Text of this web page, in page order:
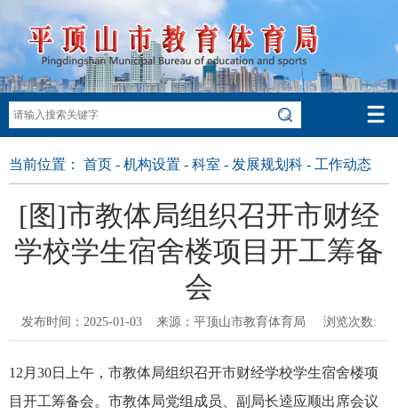
当前位置： 首页 - 机构设置 - 科室 - 发展规划科 - 工作动态
[图]市教体局组织召开市财经
学校学生宿舍楼项目开工筹备
会
发布时间：2025-01-03 来源：平顶山市教育体育局 浏览次数:
12月30日上午，市教体局组织召开市财经学校学生宿舍楼项
目开工筹备会。市教体局党组成员、副局长逵应顺出席会议